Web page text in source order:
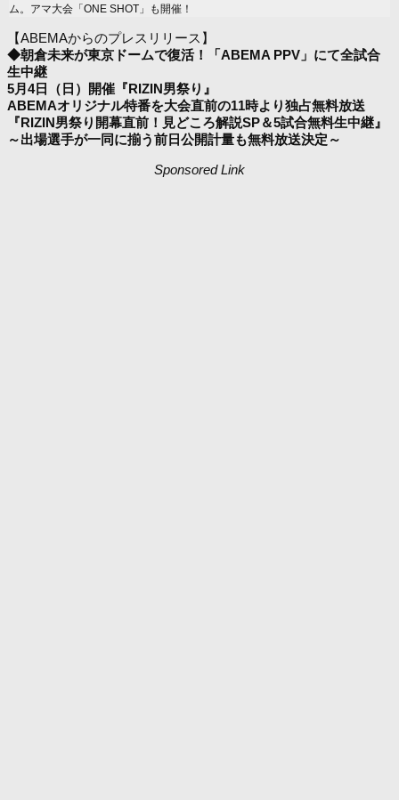
ム。アマ大会「ONE SHOT」も開催！
【ABEMAからのプレスリリース】
◆朝倉未来が東京ドームで復活！「ABEMA PPV」にて全試合
生中継
5月4日（日）開催『RIZIN男祭り』
ABEMAオリジナル特番を大会直前の11時より独占無料放送
『RIZIN男祭り開幕直前！見どころ解説SP＆5試合無料生中継』
～出場選手が一同に揃う前日公開計量も無料放送決定～
Sponsored Link